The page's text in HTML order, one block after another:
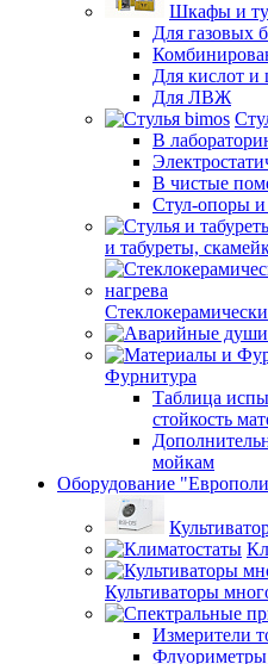
Шкафы и
Для газовых
Для кислот и
Для ЛВЖ
В
В чистые
Стул-опоры и
и табуреты,
Фурнитура
Таблица
стойкость
мойкам
Оборудование
Культиваторы
Измерители